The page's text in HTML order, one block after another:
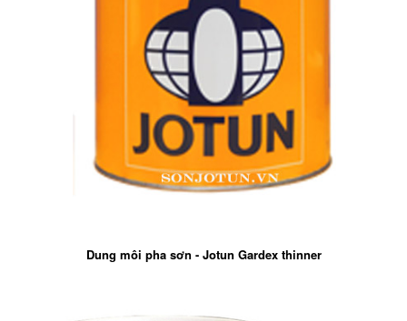
Dung môi pha sơn - Jotun Gardex thinner